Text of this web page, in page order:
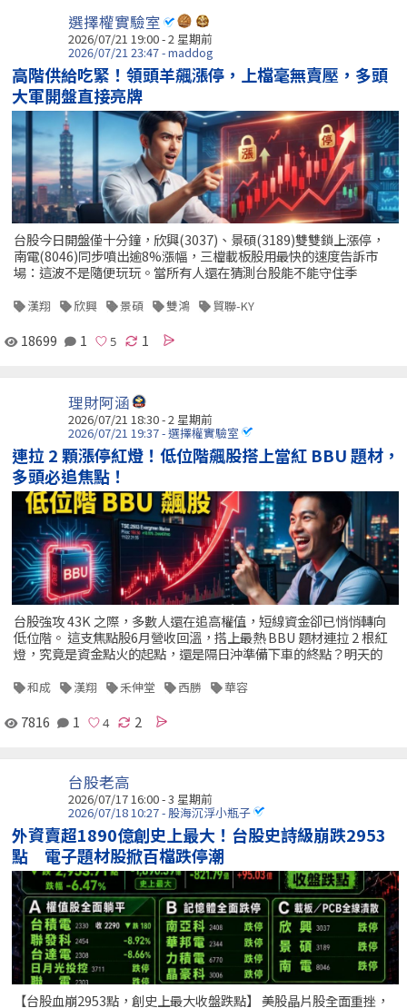
選擇權實驗室
2026/07/21 19:00 - 2 星期前
2026/07/21 23:47 - maddog
高階供給吃緊！領頭羊飆漲停，上檔毫無賣壓，多頭
大軍開盤直接亮牌
台股今日開盤僅十分鐘，欣興(3037)、景碩(3189)雙雙鎖上漲停，
南電(8046)同步噴出逾8%漲幅，三檔載板股用最快的速度告訴市
場：這波不是隨便玩玩。當所有人還在猜測台股能不能守住季
漢翔 欣興 景碩 雙鴻 貿聯-KY
18699 1 1
理財阿涵
2026/07/21 18:30 - 2 星期前
2026/07/21 19:37 - 選擇權實驗室
連拉 2 顆漲停紅燈！低位階飆股搭上當紅 BBU 題材，
多頭必追焦點！
台股強攻 43K 之際，多數人還在追高權值，短線資金卻已悄悄轉向
低位階。 這支焦點股6月營收回溫，搭上最熱 BBU 題材連拉 2 根紅
燈，究竟是資金點火的起點，還是隔日沖準備下車的終點？明天的
和成 漢翔 禾伸堂 西勝 華容
7816 1 2
台股老高
2026/07/17 16:00 - 3 星期前
2026/07/18 10:27 - 股海沉浮小瓶子
外資賣超1890億創史上最大！台股史詩級崩跌2953
點 電子題材股掀百檔跌停潮
【台股血崩2953點，創史上最大收盤跌點】 美股晶片股全面重挫，